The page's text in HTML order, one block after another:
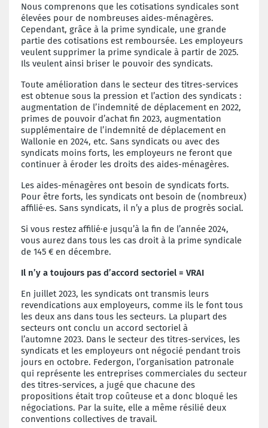
Nous comprenons que les cotisations syndicales sont
élevées pour de nombreuses aides-ménagères.
Cependant, grâce à la prime syndicale, une grande
partie des cotisations est remboursée. Les employeurs
veulent supprimer la prime syndicale à partir de 2025.
Ils veulent ainsi briser le pouvoir des syndicats.
Toute amélioration dans le secteur des titres-services
est obtenue sous la pression et l’action des syndicats :
augmentation de l’indemnité de déplacement en 2022,
primes de pouvoir d’achat fin 2023, augmentation
supplémentaire de l’indemnité de déplacement en
Wallonie en 2024, etc. Sans syndicats ou avec des
syndicats moins forts, les employeurs ne feront que
continuer à éroder les droits des aides-ménagères.
Les aides-ménagères ont besoin de syndicats forts.
Pour être forts, les syndicats ont besoin de (nombreux)
affilié·es. Sans syndicats, il n’y a plus de progrès social.
Si vous restez affilié·e jusqu’à la fin de l’année 2024,
vous aurez dans tous les cas droit à la prime syndicale
de 145 € en décembre.
Il n’y a toujours pas d’accord sectoriel= VRAI
En juillet 2023, les syndicats ont transmis leurs
revendications aux employeurs, comme ils le font tous
les deux ans dans tous les secteurs. La plupart des
secteurs ont conclu un accord sectoriel à
l’automne 2023. Dans le secteur des titres-services, les
syndicats et les employeurs ont négocié pendant trois
jours en octobre. Federgon, l’organisation patronale
qui représente les entreprises commerciales du secteur
des titres-services, a jugé que chacune des
propositions était trop coûteuse et a donc bloqué les
négociations. Par la suite, elle a même résilié deux
conventions collectives de travail.